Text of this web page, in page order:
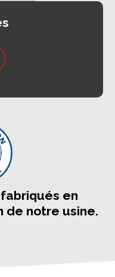
en
de notre usine.